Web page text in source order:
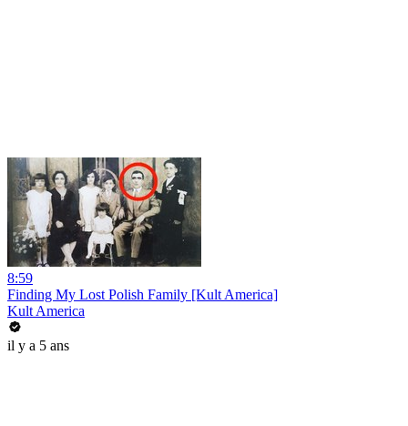
8:59
Finding My Lost Polish Family [Kult America]
Kult America
il y a 5 ans